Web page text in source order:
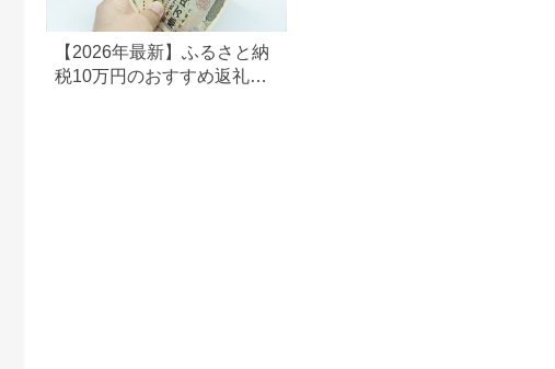
【2026年最新】ふるさと納
税10万円のおすすめ返礼品